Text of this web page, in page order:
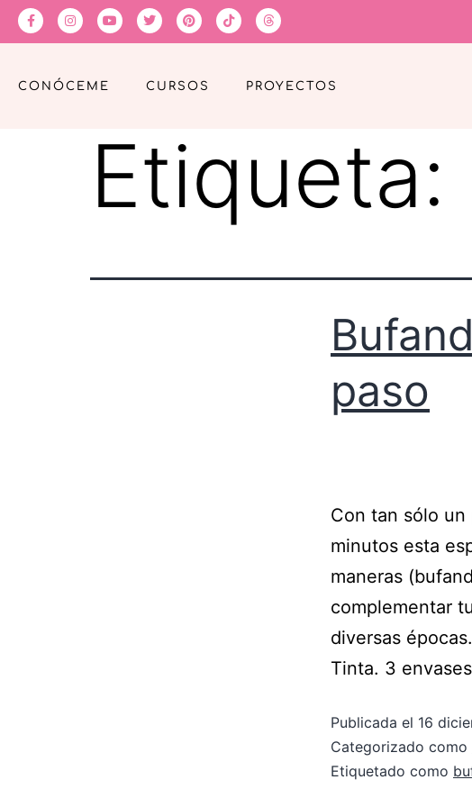
CONÓCEME CURSOS PROYECTOS
Etiqueta:
paso
Con tan sólo
minutos esta
maneras
complementar
diversas
Tinta. 3
Publicada el 16
Categorizado como
Etiquetado como